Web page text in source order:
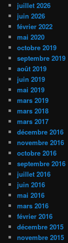
juillet 2026
juin 2026
février 2022
mai 2020
octobre 2019
septembre 2019
août 2019
juin 2019
mai 2019
mars 2019
mars 2018
mars 2017
décembre 2016
novembre 2016
octobre 2016
septembre 2016
juillet 2016
juin 2016
mai 2016
mars 2016
février 2016
décembre 2015
novembre 2015